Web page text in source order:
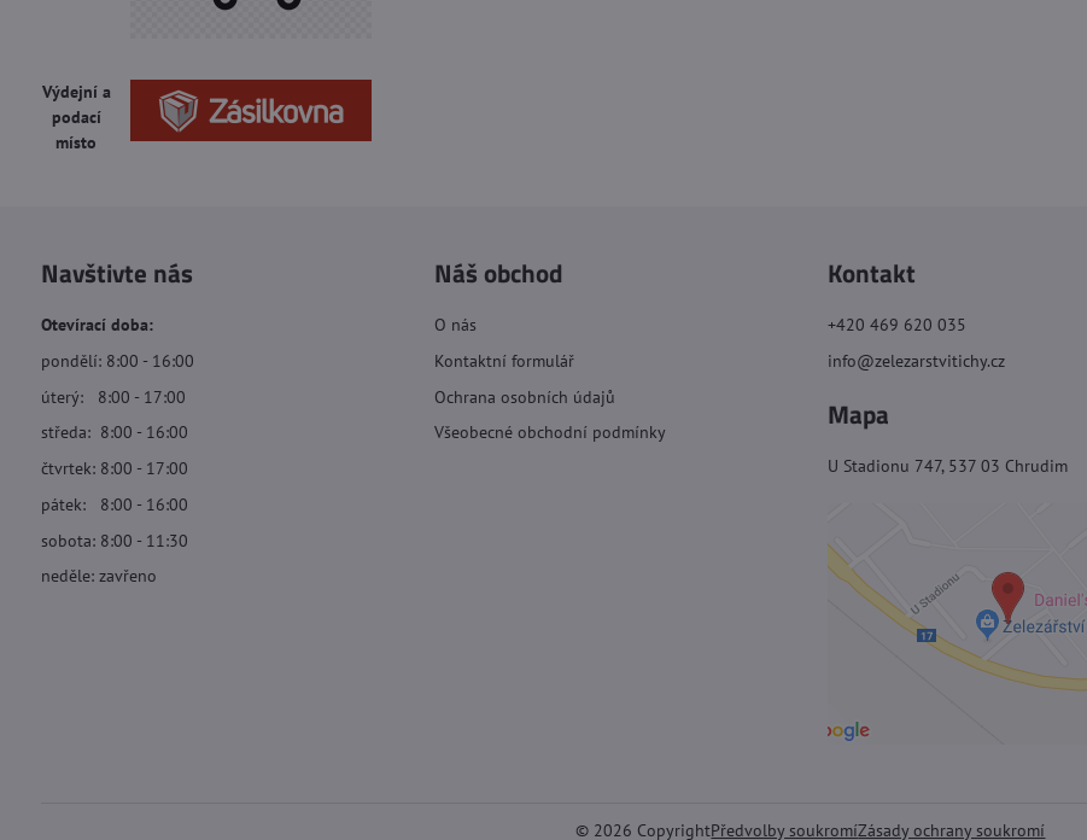
Výdejní a
podací
místo
Navštivte nás
Otevírací doba:
pondělí: 8:00 - 16:00
úterý: 8:00 - 17:00
středa: 8:00 - 16:00
čtvrtek: 8:00 - 17:00
pátek: 8:00 - 16:00
sobota: 8:00 - 11:30
neděle: zavřeno
Náš obchod
O nás
Kontaktní formulář
Ochrana osobních údajů
Všeobecné obchodní podmínky
Kontakt
+420 469 620 035
info@zelezarstvitichy.cz
Mapa
U Stadionu 747, 537 03 Chrudim
© 2026 CopyrightPředvolby soukromíZásady ochrany soukromí